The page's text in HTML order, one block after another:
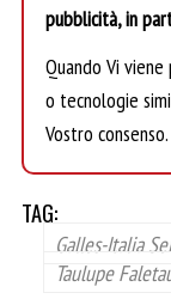
pubblicità, in
Quando Vi
o tecnologie
Vostro consenso.
TAG:
Galles-Italia
Taulupe